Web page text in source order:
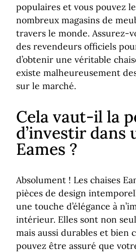
populaires et vous pouvez
nombreux magasins de
travers le monde. Assurez-
des revendeurs officiels
d’obtenir une véritable
existe malheureusement
sur le marché.
Cela vaut-il la
d’investir dans
Eames ?
Absolument ! Les chaises
pièces de design
une touche d’élégance à
intérieur. Elles sont non
mais aussi durables et bien
pouvez être assuré que